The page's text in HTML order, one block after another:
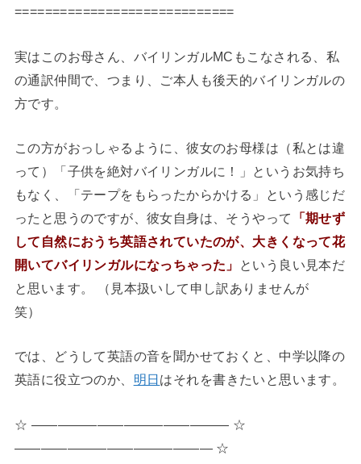
=============================
実はこのお母さん、バイリンガルMCもこなされる、私
の通訳仲間で、つまり、ご本人も後天的バイリンガルの
方です。
この方がおっしゃるように、彼女のお母様は（私とは違
って）「子供を絶対バイリンガルに！」というお気持ち
もなく、「テープをもらったからかける」という感じだ
ったと思うのですが、彼女自身は、そうやって
「期せず
して自然におうち英語されていたのが、大きくなって花
開いてバイリンガルになっちゃった」
という良い見本だ
と思います。 （見本扱いして申し訳ありませんが
笑）
では、どうして英語の音を聞かせておくと、中学以降の
英語に役立つのか、 明日 はそれを書きたいと思います。
☆ ――――――――――――――― ☆
――――――――――――――― ☆